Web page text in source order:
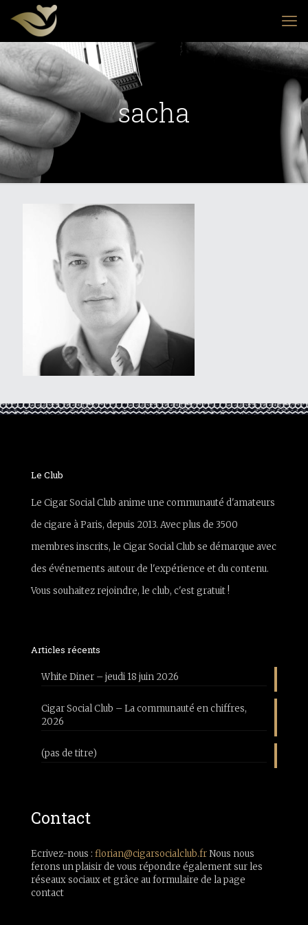
sacha
Le Club
Le Cigar Social Club anime une communauté d'amateurs
de cigare à Paris, depuis 2013. Avec plus de 3500
membres inscrits, le Cigar Social Club se démarque avec
des événements autour de l'expérience et du contenu.
Vous souhaitez rejoindre, le club, c'est gratuit !
Articles récents
White Diner – jeudi 18 juin 2026
Cigar Social Club – La communauté en chiffres,
2026
(pas de titre)
Contact
Ecrivez-nous : florian@cigarsocialclub.frNous nous
ferons un plaisir de vous répondre également sur les
réseaux sociaux et grâce au formulaire de la page
contact